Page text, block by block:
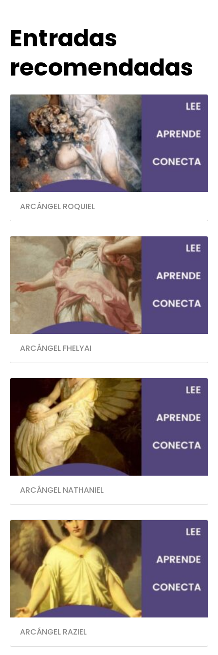
Entradas
recomendadas
ARCÁNGEL ROQUIEL
ARCÁNGEL FHELYAI
ARCÁNGEL NATHANIEL
ARCÁNGEL RAZIEL